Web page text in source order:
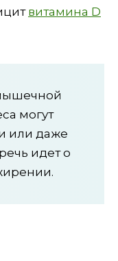
витамина D
могут
или даже
идет о